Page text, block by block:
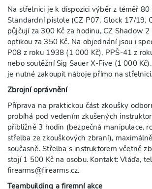
Na střelnici je k dispozici výběr z téměř 80
Standardní pistole (CZ P07, Glock 17/19,
půjčují za 300 Kč za hodinu, CZ Shadow
optikou za 350 Kč. Na objednání jsou i
P08 z roku 1938 (1 000 Kč), PPŠ-41 z
nebo soutěžní Sig Sauer X-Five (1 000
je nutné zakoupit náboje přímo na střelnici.
Zbrojní oprávnění
Příprava na praktickou část zkoušky
probíhá pod vedením zkušených
přibližně 3 hodin (bezpečná manipulace,
střelba ze zkouškových zbraní),
současně. Střelba s instruktorem včetně
stojí 1 500 Kč na osobu. Kontakt: Vláďa,
firearms@firearms.cz.
Teambuilding a firemní akce